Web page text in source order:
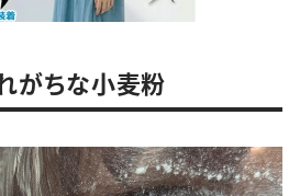
がちな小麦粉